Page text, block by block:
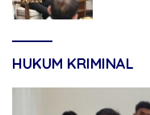
HUKUM KRIMINAL